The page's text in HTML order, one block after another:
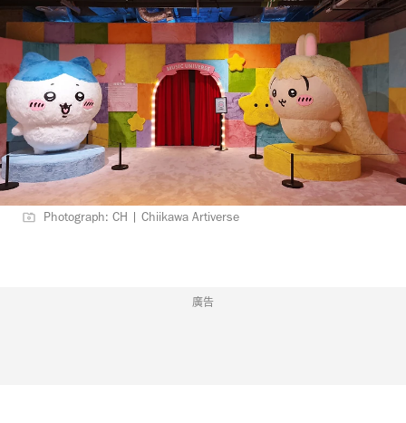
Photograph: CH | Chiikawa Artiverse
廣告